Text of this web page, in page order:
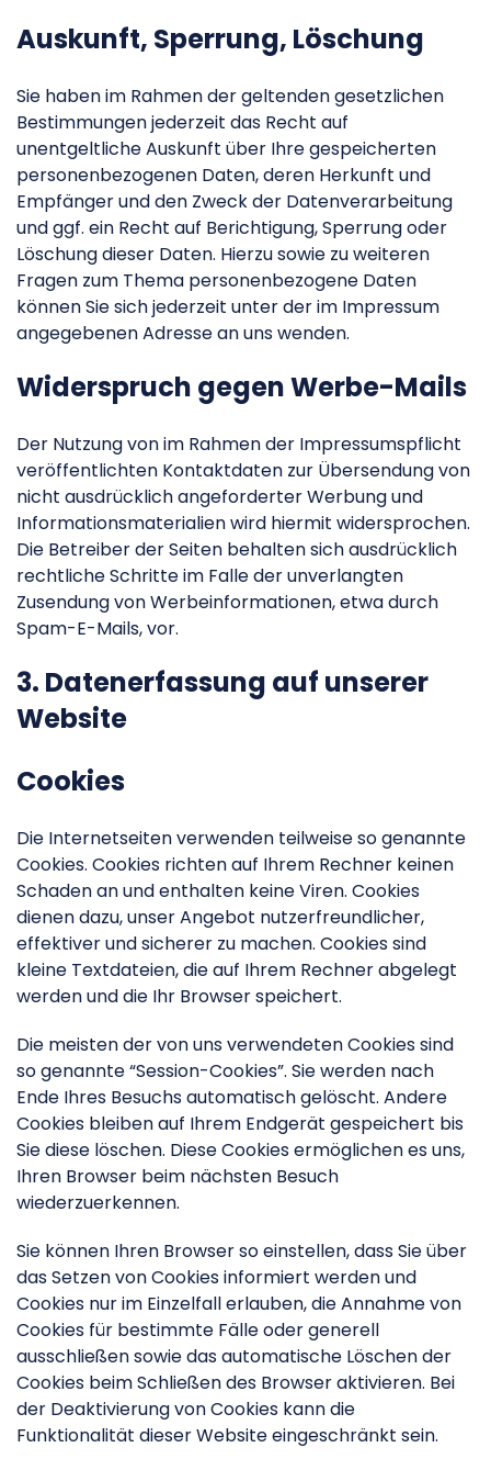
Auskunft, Sperrung, Löschung
Sie haben im Rahmen der geltenden gesetzlichen
Bestimmungen jederzeit das Recht auf
unentgeltliche Auskunft über Ihre gespeicherten
personenbezogenen Daten, deren Herkunft und
Empfänger und den Zweck der Datenverarbeitung
und ggf. ein Recht auf Berichtigung, Sperrung oder
Löschung dieser Daten. Hierzu sowie zu weiteren
Fragen zum Thema personenbezogene Daten
können Sie sich jederzeit unter der im Impressum
angegebenen Adresse an uns wenden.
Widerspruch gegen Werbe-Mails
Der Nutzung von im Rahmen der Impressumspflicht
veröffentlichten Kontaktdaten zur Übersendung von
nicht ausdrücklich angeforderter Werbung und
Informationsmaterialien wird hiermit widersprochen.
Die Betreiber der Seiten behalten sich ausdrücklich
rechtliche Schritte im Falle der unverlangten
Zusendung von Werbeinformationen, etwa durch
Spam-E-Mails, vor.
3. Datenerfassung auf unserer
Website
Cookies
Die Internetseiten verwenden teilweise so genannte
Cookies. Cookies richten auf Ihrem Rechner keinen
Schaden an und enthalten keine Viren. Cookies
dienen dazu, unser Angebot nutzerfreundlicher,
effektiver und sicherer zu machen. Cookies sind
kleine Textdateien, die auf Ihrem Rechner abgelegt
werden und die Ihr Browser speichert.
Die meisten der von uns verwendeten Cookies sind
so genannte “Session-Cookies”. Sie werden nach
Ende Ihres Besuchs automatisch gelöscht. Andere
Cookies bleiben auf Ihrem Endgerät gespeichert bis
Sie diese löschen. Diese Cookies ermöglichen es uns,
Ihren Browser beim nächsten Besuch
wiederzuerkennen.
Sie können Ihren Browser so einstellen, dass Sie über
das Setzen von Cookies informiert werden und
Cookies nur im Einzelfall erlauben, die Annahme von
Cookies für bestimmte Fälle oder generell
ausschließen sowie das automatische Löschen der
Cookies beim Schließen des Browser aktivieren. Bei
der Deaktivierung von Cookies kann die
Funktionalität dieser Website eingeschränkt sein.